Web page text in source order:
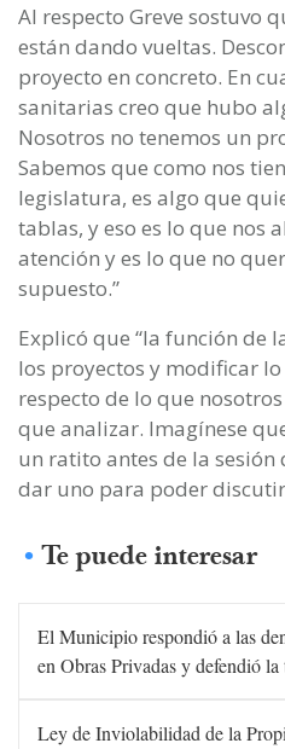
Al respecto Greve sostuvo
están dando vueltas.
proyecto en concreto. En
sanitarias creo que hubo
Nosotros no tenemos un
Sabemos que como nos
legislatura, es algo que
tablas, y eso es lo que nos
atención y es lo que no
supuesto.”
Explicó que “la función de
los proyectos y modificar
respecto de lo que
que analizar. Imagínese
un ratito antes de la
dar uno para poder
Te puede interesar
El Municipio respondió a las
en Obras Privadas y defendió la
Ley de Inviolabilidad de la